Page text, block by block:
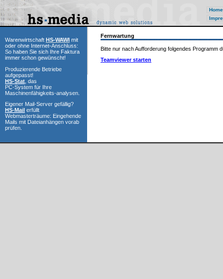
Home
WarenwirtschaftHS-WAWImit
oder ohne Internet-Anschluss:
So haben Sie sich Ihre Faktura
immer schon gewünscht!
Produzierende Betriebe
aufgepasst!
HS-Stat, das
PC-System für Ihre
Maschinenfähigkeits-analysen.
Eigener Mail-Server gefällig?
HS-Mailerfüllt
Webmasterträume: Eingehende
Mails mit Dateianhängen vorab
prüfen.
Fernwartung
Bitte nur nach Aufforderung folgendes Programm
Teamviewer starten